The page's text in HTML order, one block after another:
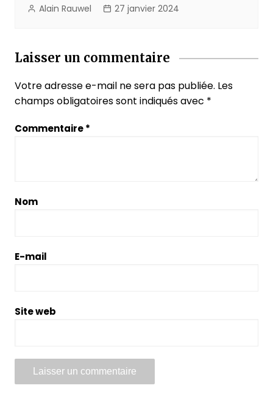
Alain Rauwel 27 janvier 2024
Laisser un commentaire
Votre adresse e-mail ne sera pas publiée. Les
champs obligatoires sont indiqués avec *
Commentaire*
Nom
E-mail
Site web